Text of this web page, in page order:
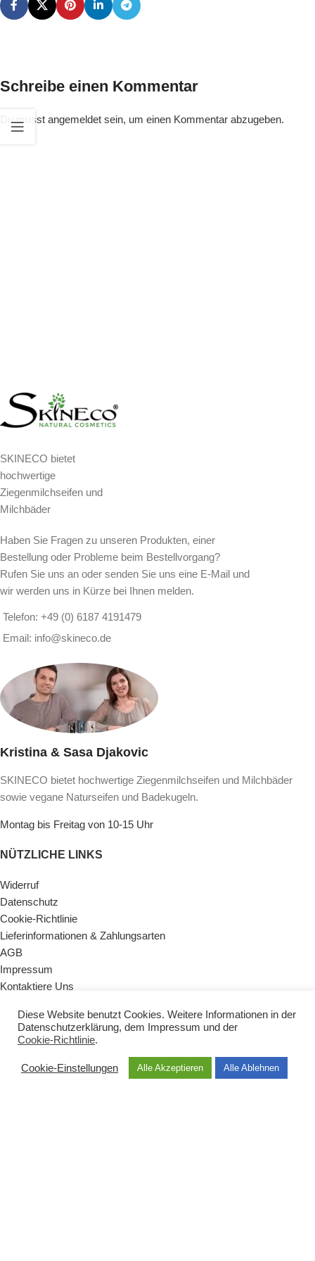
Schreibe einen Kommentar
Du musst angemeldet sein, um einen Kommentar abzugeben.
SKINECO bietet
hochwertige
Ziegenmilchseifen und
Milchbäder
Haben Sie Fragen zu unseren Produkten, einer
Bestellung oder Probleme beim Bestellvorgang?
Rufen Sie uns an oder senden Sie uns eine E-Mail und
wir werden uns in Kürze bei Ihnen melden.
Telefon: +49 (0) 6187 4191479
Email: info@skineco.de
Kristina & Sasa Djakovic
SKINECO bietet hochwertige Ziegenmilchseifen und Milchbäder
sowie vegane Naturseifen und Badekugeln.
Montag bis Freitag von 10-15 Uhr
NÜTZLICHE LINKS
Widerruf
Datenschutz
Cookie-Richtlinie
Lieferinformationen & Zahlungsarten
AGB
Impressum
Kontaktiere Uns
KATEGORIEN
Naturseifen
Badezusätze
Diese Website benutzt Cookies. Weitere Informationen in der
Datenschutzerklärung, dem Impressum und der
Cookie-Richtlinie.
Cookie-Einstellungen Alle Akzeptieren Alle Ablehnen